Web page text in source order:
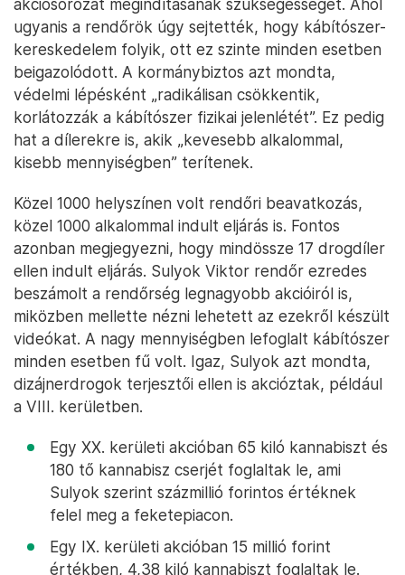
akciósorozat megindításának szükségességét. Ahol
ugyanis a rendőrök úgy sejtették, hogy kábítószer-
kereskedelem folyik, ott ez szinte minden esetben
beigazolódott. A kormánybiztos azt mondta,
védelmi lépésként „radikálisan csökkentik,
korlátozzák a kábítószer fizikai jelenlétét”. Ez pedig
hat a dílerekre is, akik „kevesebb alkalommal,
kisebb mennyiségben” terítenek.
Közel 1000 helyszínen volt rendőri beavatkozás,
közel 1000 alkalommal indult eljárás is. Fontos
azonban megjegyezni, hogy mindössze 17 drogdíler
ellen indult eljárás. Sulyok Viktor rendőr ezredes
beszámolt a rendőrség legnagyobb akcióiról is,
miközben mellette nézni lehetett az ezekről készült
videókat. A nagy mennyiségben lefoglalt kábítószer
minden esetben fű volt. Igaz, Sulyok azt mondta,
dizájnerdrogok terjesztői ellen is akcióztak, például
a VIII. kerületben.
Egy XX. kerületi akcióban 65 kiló kannabiszt és
180 tő kannabisz cserjét foglaltak le, ami
Sulyok szerint százmillió forintos értéknek
felel meg a feketepiacon.
Egy IX. kerületi akcióban 15 millió forint
értékben, 4,38 kiló kannabiszt foglaltak le.